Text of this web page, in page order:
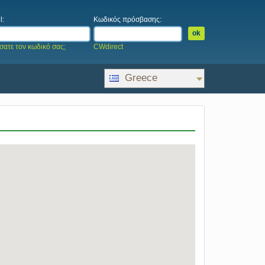
Κωδικός πρόσβασης:
τον κωδικό σας; CWdirect
Greece